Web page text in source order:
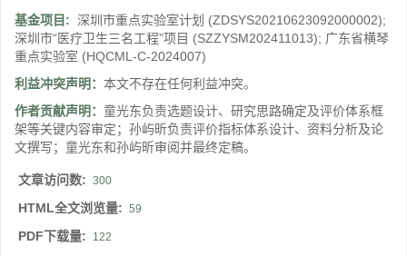
基金项目: 深圳市重点实验室计划 (ZDSYS20210623092000002);
深圳市“医疗卫生三名工程”项目 (SZZYSM202411013); 广东省横琴
重点实验室 (HQCML-C-2024007)
利益冲突声明： 本文不存在任何利益冲突。
作者贡献声明： 童光东负责选题设计、研究思路确定及评价体系框
架等关键内容审定；孙屿昕负责评价指标体系设计、资料分析及论
文撰写；童光东和孙屿昕审阅并最终定稿。
文章访问数: 300
HTML全文浏览量: 59
PDF下载量: 122